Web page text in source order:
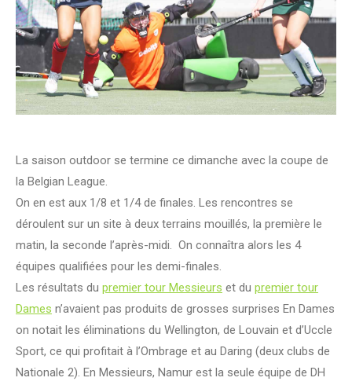
La saison outdoor se termine ce dimanche avec la coupe de
la Belgian League.
On en est aux 1/8 et 1/4 de finales. Les rencontres se
déroulent sur un site à deux terrains mouillés, la première le
matin, la seconde l’après-midi. On connaîtra alors les 4
équipes qualifiées pour les demi-finales.
Les résultats du premier tour Messieurs et du premier tour
Dames n’avaient pas produits de grosses surprises En Dames
on notait les éliminations du Wellington, de Louvain et d’Uccle
Sport, ce qui profitait à l’Ombrage et au Daring (deux clubs de
Nationale 2). En Messieurs, Namur est la seule équipe de DH